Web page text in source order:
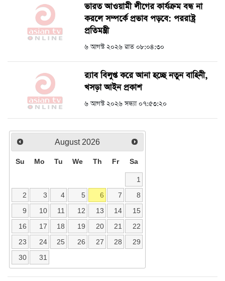
ভারত আওয়ামী লীগের কার্যক্রম বন্ধ না
করলে সম্পর্কে প্রভাব পড়বে: পররাষ্ট্র
প্রতিমন্ত্রী
৬ আগস্ট ২০২৬ রাত ০৮:০৪:৩০
র‍্যাব বিলুপ্ত করে আনা হচ্ছে নতুন বাহিনী,
খসড়া আইন প্রকাশ
৬ আগস্ট ২০২৬ সন্ধ্যা ০৭:৫৩:২০
August 2026
Su Mo Tu We Th Fr Sa
1
2
3 4 5 6 7
8
9
10 11 12 13 14
15
16
17 18 19 20 21
22
23
24 25 26 27 28
29
30
31